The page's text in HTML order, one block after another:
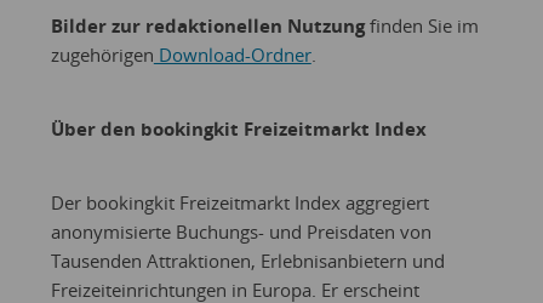
Bilder zur redaktionellen Nutzungfinden Sie im
zugehörigen Download-Ordner.
Über den bookingkit Freizeitmarkt Index
Der bookingkit Freizeitmarkt Index aggregiert
anonymisierte Buchungs- und Preisdaten von
Tausenden Attraktionen, Erlebnisanbietern und
Freizeiteinrichtungen in Europa. Er erscheint